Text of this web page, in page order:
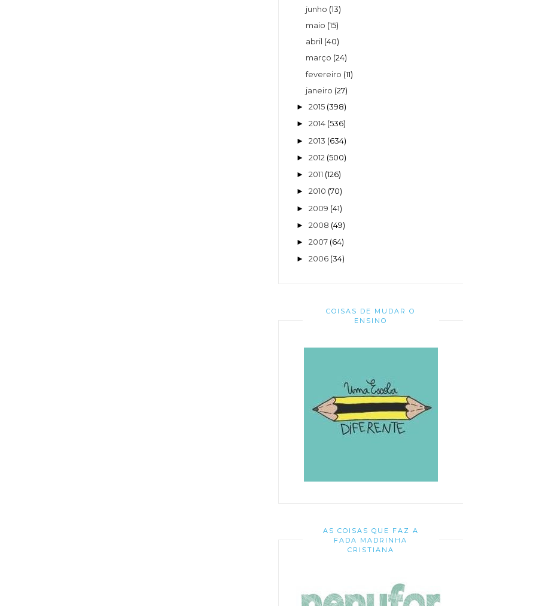
junho (13)
maio (15)
abril (40)
março (24)
fevereiro (11)
janeiro (27)
► 2015 (398)
► 2014 (536)
► 2013 (634)
► 2012 (500)
► 2011 (126)
► 2010 (70)
► 2009 (41)
► 2008 (49)
► 2007 (64)
► 2006 (34)
COISAS DE MUDAR O
ENSINO
AS COISAS QUE FAZ A
FADA MADRINHA
CRISTIANA